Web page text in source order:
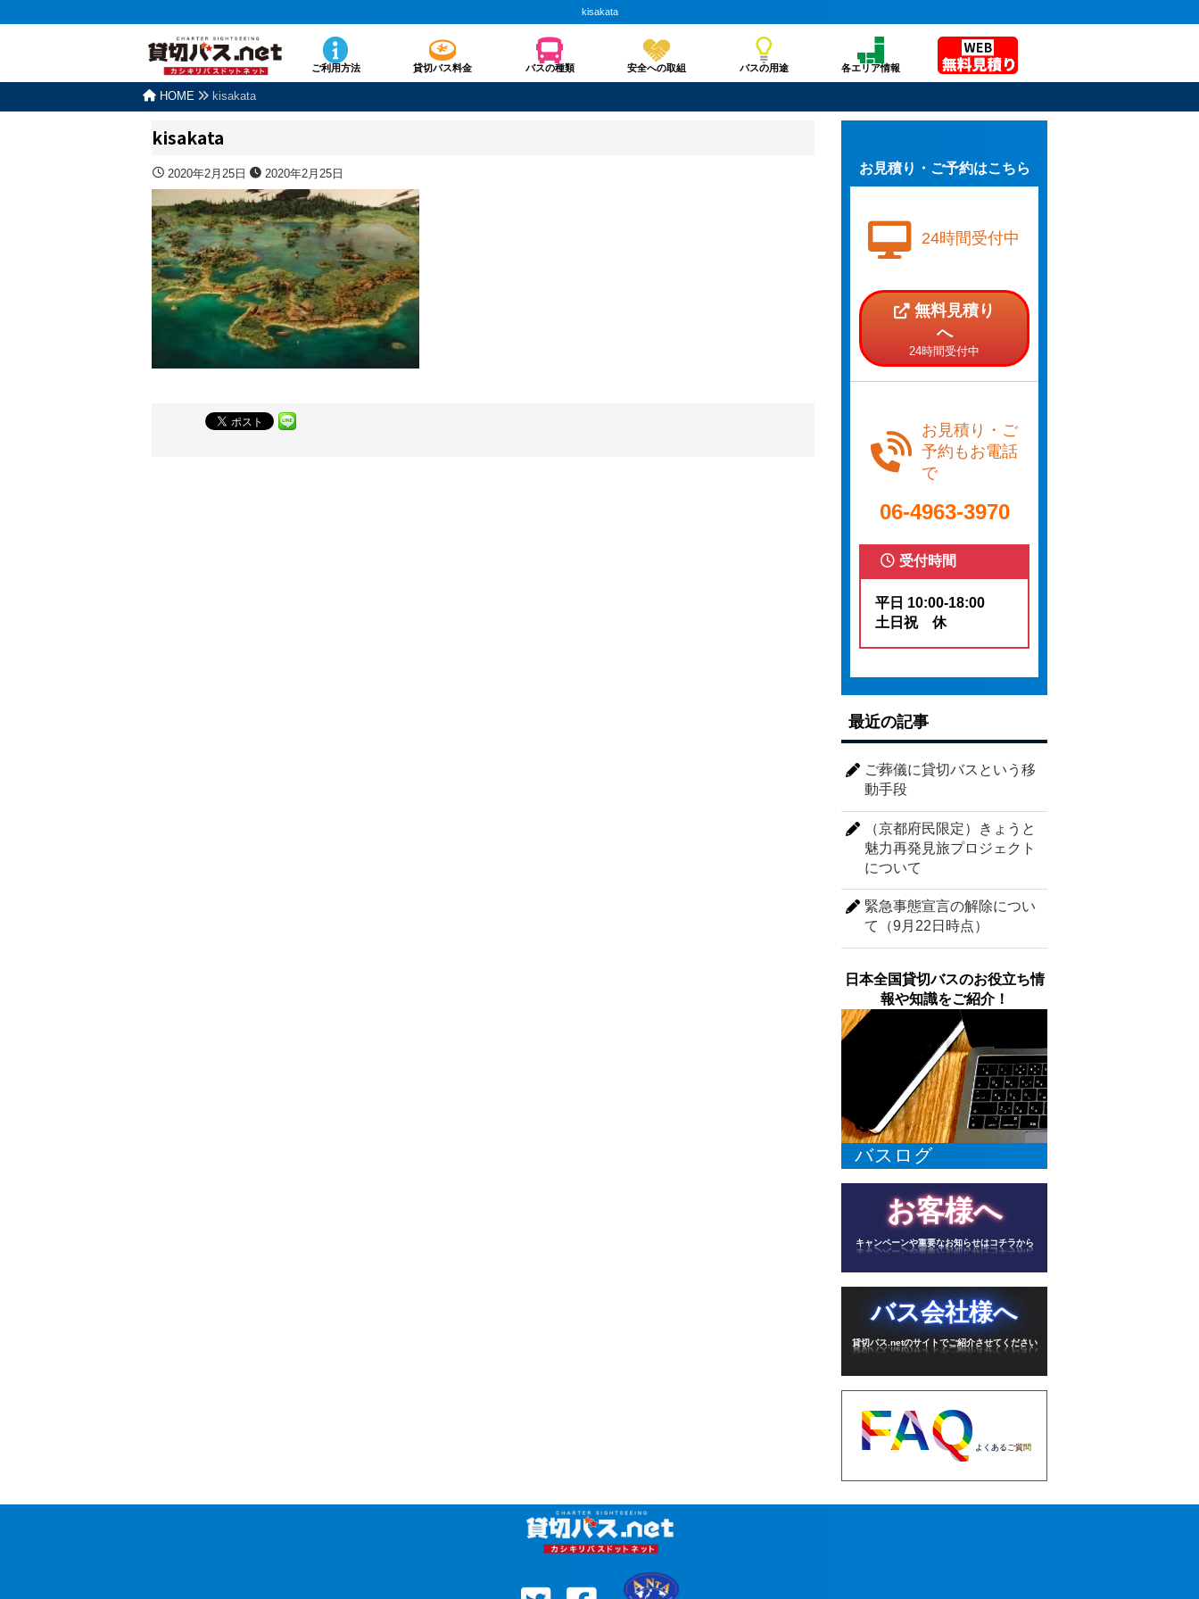
kisakata
ご利用方法 貸切バス料金 バスの種類 安全への取組 バスの用途 各エリア情報
HOME kisakata
kisakata
2020年2月25日 2020年2月25日 お見積り・ご予約はこちら
24時間受付中
無料見積り
へ
24時間受付中
お見積り・ご
予約もお電話
で
06-4963-3970
受付時間
平日 10:00-18:00
土日祝 休
最近の記事
ご葬儀に貸切バスという移
動手段
（京都府民限定）きょうと
魅力再発見旅プロジェクト
について
緊急事態宣言の解除につい
て（9月22日時点）
日本全国貸切バスのお役立ち情
報や知識をご紹介！
バスログ
お客様へ
キャンペーンや重要なお知らせはコチラから
バス会社様へ
貸切バス.netのサイトでご紹介させてください
FAQ よくあるご質問